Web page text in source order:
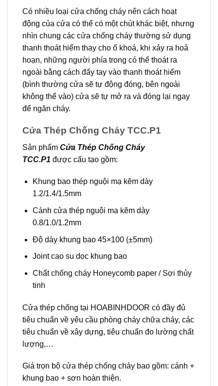
Có nhiều loại cửa chống cháy nên cách hoạt
động của cửa có thể có một chút khác biệt, nhưng
nhìn chung các cửa chống cháy thường sử dụng
thanh thoát hiểm thay cho ổ khoá, khi xảy ra hoả
hoạn, những người phía trong có thể thoát ra
ngoài bằng cách đẩy tay vào thanh thoát hiểm
(bình thường cửa sẽ tự động đóng, bên ngoài
không thể vào) cửa sẽ tự mở ra và đóng lại ngay
để ngăn cháy.
Cửa Thép Chống Cháy TCC.P1
Sản phẩm Cửa Thép Chống Cháy
TCC.P1 được cấu tạo gồm:
Khung bao thép nguội mạ kẽm dày
1.2/1.4/1.5mm
Cánh cửa thép nguội mạ kẽm dày
0.8/1.0/1.2mm
Độ dày khung bao 45×100 (±5mm)
Joint cao su dọc khung bao
Chất chống cháy Honeycomb paper / Sợi thủy
tinh
Cửa thép chống tại HOABINHDOOR có đầy đủ
tiêu chuẩn về yêu cầu phòng cháy chữa cháy, các
tiêu chuẩn về xây dựng, tiêu chuẩn đo lường chất
lượng,…
Giá trọn bộ cửa thép chống cháy bao gồm: cánh +
khung bao + sơn hoàn thiện.